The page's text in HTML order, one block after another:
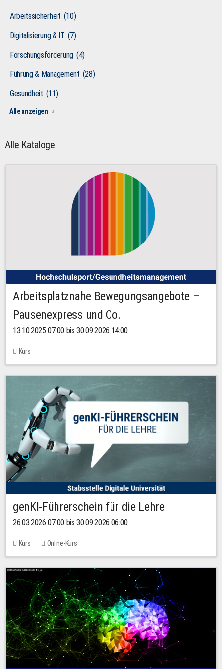
Arbeitssicherheit (10)
Digitalisierung & IT (7)
Forschungsförderung (4)
Führung & Management (28)
Gesundheit (11)
Alle anzeigen
Alle Kataloge
Arbeitsplatznahe Bewegungsangebote –
Pausenexpress und Co.
13.10.2025 07:00 bis 30.09.2026 14:00
Kurs
genKI-Führerschein für die Lehre
26.03.2026 07:00 bis 30.09.2026 06:00
Kurs Online-Kurs